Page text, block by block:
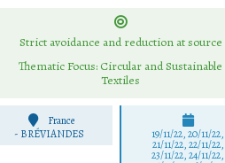
Strict avoidance and reduction at source
Thematic Focus: Circular and Sustainable
Textiles
France
- BRÉVIANDES 19/11/22, 20/11/22,
21/11/22, 22/11/22,
23/11/22, 24/11/22,